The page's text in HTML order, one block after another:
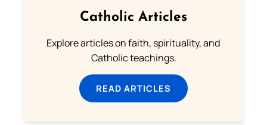
Catholic Articles
Explore articles on faith, spirituality, and
Catholic teachings.
READ ARTICLES